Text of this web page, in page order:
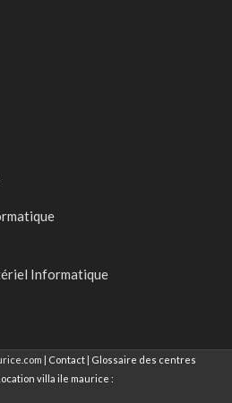
Informatique
| Contact| Glossaire des centres
villa ile maurice :